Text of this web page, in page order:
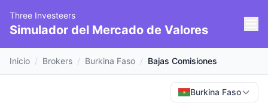
Three Investeers
Simulador del Mercado de Valores
Inicio / Brokers / Burkina Faso / Bajas Comisiones
Burkina Faso